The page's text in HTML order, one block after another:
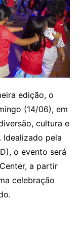
edição, o
(14/06), em
cultura e
Idealizado pela
o evento será
a partir
celebração